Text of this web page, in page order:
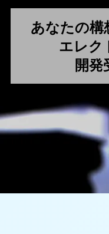
あなたの構
エレク
開発